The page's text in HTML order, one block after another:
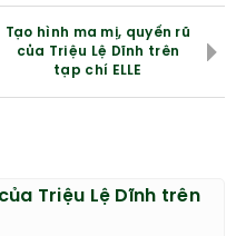
Tạo hình ma mị, quyến rũ
của Triệu Lệ Dĩnh trên
tạp chí ELLE
Triệu Lệ Dĩnh trên